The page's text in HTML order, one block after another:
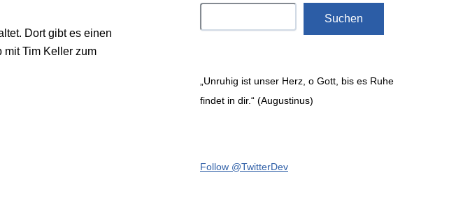
Dort gibt es einen
mit Tim Keller zum
Suchen
„Unruhig ist unser Herz, o Gott, bis es Ruhe
findet in dir.“ (Augustinus)
Follow @TwitterDev